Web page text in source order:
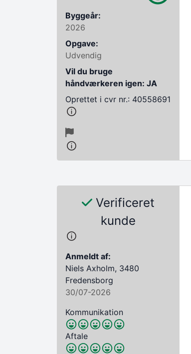
Byggeår:
2026
Opgave:
Udvendig
Vil du bruge
håndværkeren igen: JA
Oprettet i cvr nr.: 40558691
Verificeret
kunde
Anmeldt af:
Niels Axholm, 3480
Fredensborg
30/07-2026
Kommunikation
Aftale